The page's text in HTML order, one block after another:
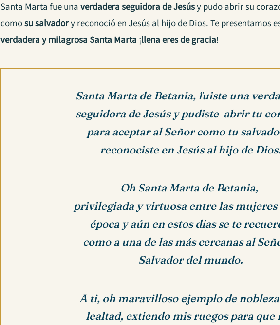
Santa Marta fue unaverdadera seguidora de Jesúsy pudo abrir su
comosu salvadory reconoció en Jesús al hijo de Dios. Te presentamos
verdadera y milagrosa Santa Marta ¡llena eres de gracia!
Santa Marta de Betania, fuiste una
seguidora de Jesús y pudiste abrir tu
para aceptar al Señor como tu
reconociste en Jesús al hijo de Dios.
Oh Santa Marta de Betania,
privilegiada y virtuosa entre las mujeres
época y aún en estos días se te
como a una de las más cercanas al
Salvador del mundo.
A ti, oh maravilloso ejemplo de
lealtad, extiendo mis ruegos para que